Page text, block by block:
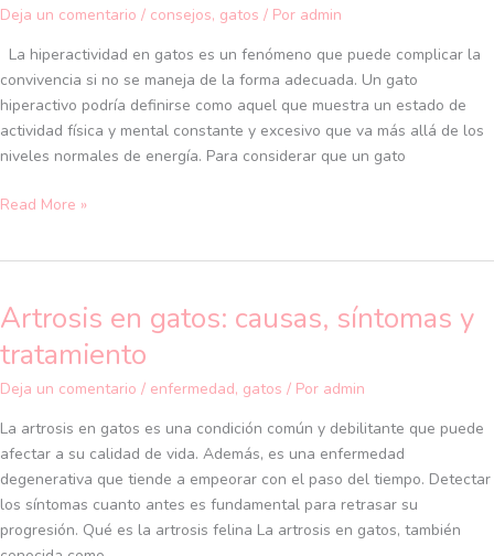
Deja un comentario / consejos, gatos / Por admin
La hiperactividad en gatos es un fenómeno que puede complicar la
convivencia si no se maneja de la forma adecuada. Un gato
hiperactivo podría definirse como aquel que muestra un estado de
actividad física y mental constante y excesivo que va más allá de los
niveles normales de energía. Para considerar que un gato
con
un
gato
hiperactivo
Read More »
Artrosis en gatos: causas, síntomas y
tratamiento
Deja un comentario / enfermedad, gatos / Por admin
La artrosis en gatos es una condición común y debilitante que puede
afectar a su calidad de vida. Además, es una enfermedad
degenerativa que tiende a empeorar con el paso del tiempo. Detectar
los síntomas cuanto antes es fundamental para retrasar su
progresión. Qué es la artrosis felina La artrosis en gatos, también
Artrosis
gatos:
causas,
y
tratamiento